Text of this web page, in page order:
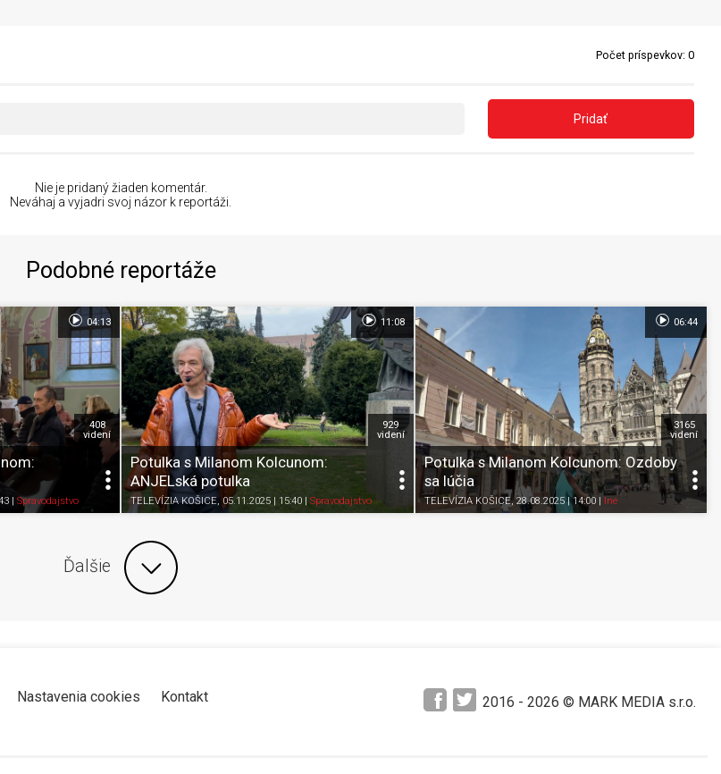
Počet príspevkov: 0
Pridať
Nie je pridaný žiaden komentár.
Neváhaj a vyjadri svoj názor k reportáži.
Podobné reportáže
Pozrieť neskôr
| Spravodajstvo Pozrieť neskôr
K obľúbeným
Zdieľať
408
videní
04:13
Potulka s Milanom Kolcunom:
ANJELská potulka
TELEVÍZIA KOŠICE, 05.11.2025 | 15:40 | Spravodajstvo Pozrieť neskôr
K obľúbeným
Zdieľať
929
videní
11:08
Potulka s Milanom Kolcunom: Ozdoby
sa lúčia
TELEVÍZIA KOŠICE, 28.08.2025 | 14:00| Iné
3165
videní
06:44
Ďalšie
Nastavenia cookies Kontakt 2016 - 2026 © MARK MEDIA s.r.o.